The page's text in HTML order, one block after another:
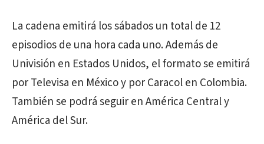
La cadena emitirá los sábados un total de 12
episodios de una hora cada uno. Además de
Univisión en Estados Unidos, el formato se emitirá
por Televisa en México y por Caracol en Colombia.
También se podrá seguir en América Central y
América del Sur.